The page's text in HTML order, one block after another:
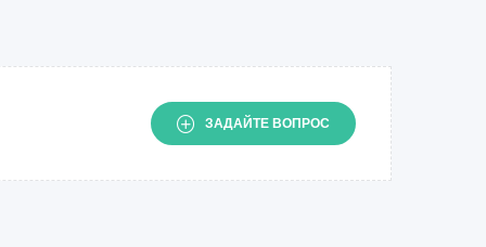
ЗАДАЙТЕ ВОПРОС